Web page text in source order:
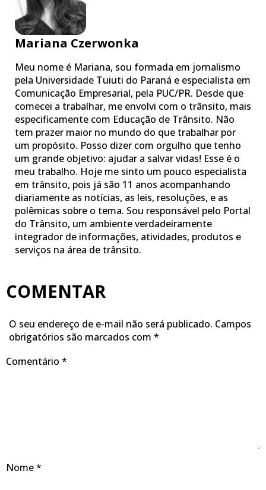
Mariana Czerwonka
Meu nome é Mariana, sou formada em jornalismo
pela Universidade Tuiuti do Paraná e especialista em
Comunicação Empresarial, pela PUC/PR. Desde que
comecei a trabalhar, me envolvi com o trânsito, mais
especificamente com Educação de Trânsito. Não
tem prazer maior no mundo do que trabalhar por
um propósito. Posso dizer com orgulho que tenho
um grande objetivo: ajudar a salvar vidas! Esse é o
meu trabalho. Hoje me sinto um pouco especialista
em trânsito, pois já são 11 anos acompanhando
diariamente as notícias, as leis, resoluções, e as
polêmicas sobre o tema. Sou responsável pelo Portal
do Trânsito, um ambiente verdadeiramente
integrador de informações, atividades, produtos e
serviços na área de trânsito.
COMENTAR
O seu endereço de e-mail não será publicado. Campos
obrigatórios são marcados com *
Comentário *
Nome*